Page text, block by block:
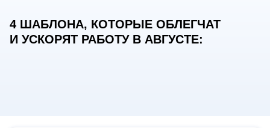
4 ШАБЛОНА, КОТОРЫЕ ОБЛЕГЧАТ
И УСКОРЯТ РАБОТУ В АВГУСТЕ: